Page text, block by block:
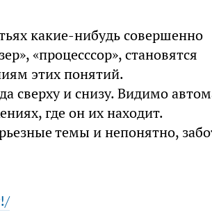
какие-нибудь совершенно
«процесссор», становятся
этих понятий.
сверху и снизу. Видимо
где он их находит.
темы и непонятно,